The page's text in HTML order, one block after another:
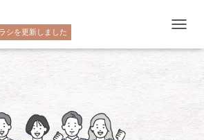
シを更新しました
ビ